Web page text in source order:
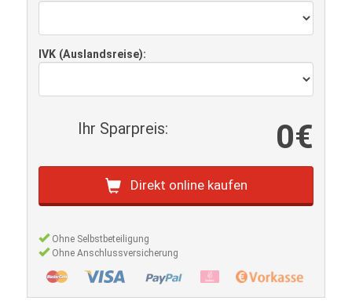
IVK (Auslandsreise):
Ihr Sparpreis: 0€
Direkt online kaufen
Ohne Selbstbeteiligung
Ohne Anschlussversicherung